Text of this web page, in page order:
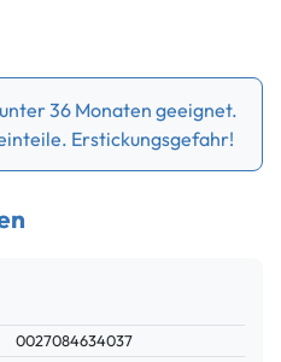
36 Monaten geeignet.
Erstickungsgefahr!
0027084634037